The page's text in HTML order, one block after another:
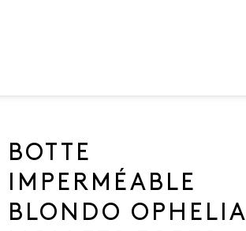
BOTTE
IMPERMÉABLE
BLONDO OPHELIA